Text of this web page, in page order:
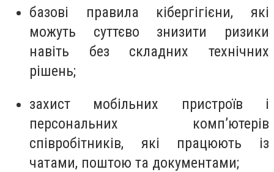
базові правила кібергігієни, які
можуть суттєво знизити ризики
навіть без складних технічних
рішень;
захист мобільних пристроїв і
персональних комп’ютерів
співробітників, які працюють із
чатами, поштою та документами;